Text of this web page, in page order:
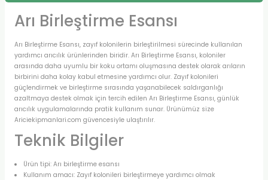
Arı Birleştirme Esansı
Arı Birleştirme Esansı, zayıf kolonilerin birleştirilmesi sürecinde kullanılan
yardımcı arıcılık ürünlerinden biridir. Arı Birleştirme Esansı, koloniler
arasında daha uyumlu bir koku ortamı oluşmasına destek olarak arıların
birbirini daha kolay kabul etmesine yardımcı olur. Zayıf kolonileri
güçlendirmek ve birleştirme sırasında yaşanabilecek saldırganlığı
azaltmaya destek olmak için tercih edilen Arı Birleştirme Esansı, günlük
arıcılık uygulamalarında pratik kullanım sunar. Ürünümüz size
Ariciekipmanlari.com güvencesiyle ulaştırılır.
Teknik Bilgiler
Ürün tipi: Arı birleştirme esansı
Kullanım amacı: Zayıf kolonileri birleştirmeye yardımcı olmak